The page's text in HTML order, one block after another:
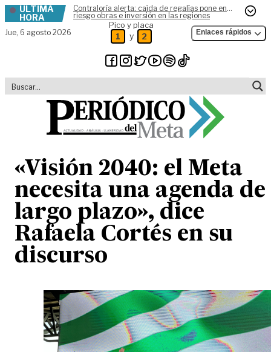
Skip to content
ÚLTIMA
HORA
Contraloría alerta: caída de regalías pone en
riesgo obras e inversión en las regiones
Jue, 6 agosto 2026
Pico y placa
1 y 2 Enlaces rápidos
«Visión 2040: el Meta
necesita una agenda de
largo plazo», dice
Rafaela Cortés en su
discurso